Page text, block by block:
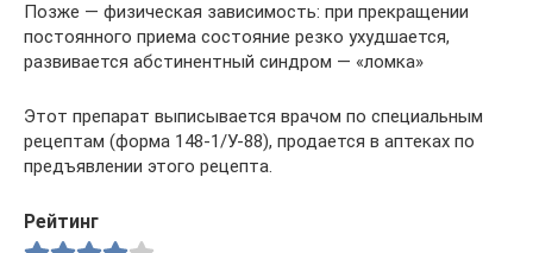
Позже — физическая зависимость: при прекращении
постоянного приема состояние резко ухудшается,
развивается абстинентный синдром — «ломка»
Этот препарат выписывается врачом по специальным
рецептам (форма 148-1/У-88), продается в аптеках по
предъявлении этого рецепта.
Рейтинг